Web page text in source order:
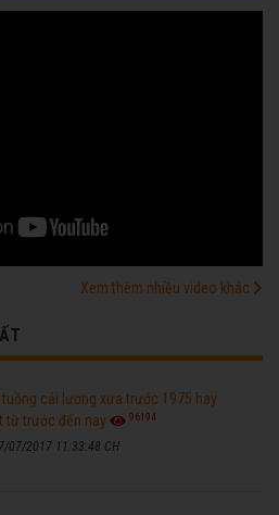
Xem thêm nhiều video khác
tuồng cải lương xưa trước 1975 hay
từ trước đến nay
96194
07/2017 11:33:48 CH